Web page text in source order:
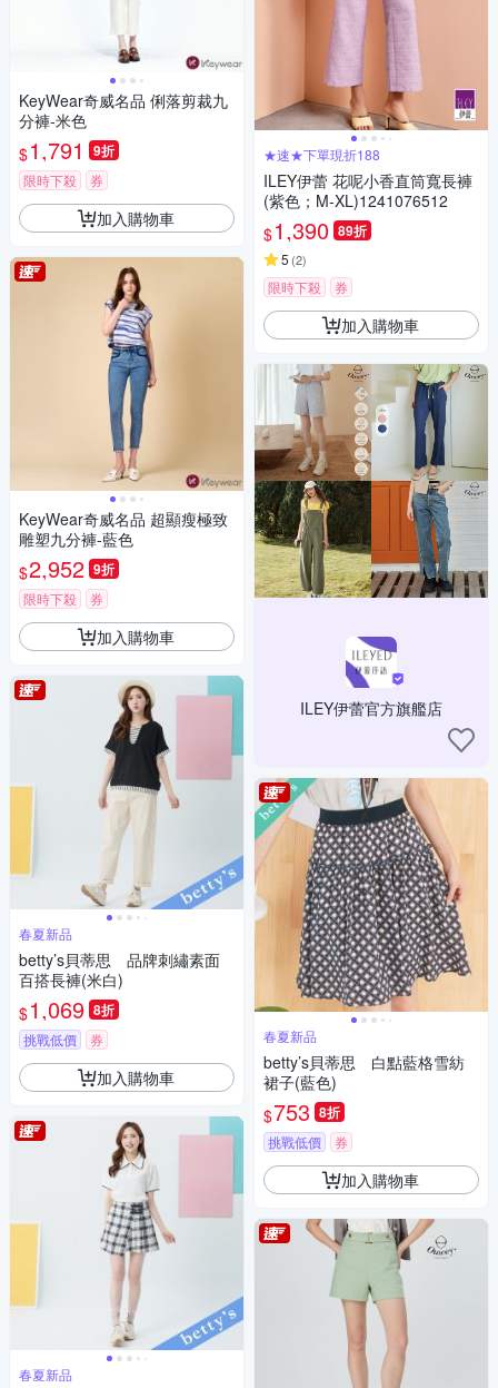
KeyWear奇威名品 俐落剪裁九
分褲-米色
$1,791 9折
限時下殺 券
加入購物車
KeyWear奇威名品 超顯瘦極致
雕塑九分褲-藍色
$2,952 9折
限時下殺 券
加入購物車
春夏新品
betty’s貝蒂思 品牌刺繡素面
百搭長褲(米白)
$1,069 8折
挑戰低價 券
加入購物車
春夏新品
★速★下單現折188
ILEY伊蕾 花呢小香直筒寬長褲
(紫色；M-XL)1241076512
$1,390 89折
5 (2)
限時下殺 券
加入購物車
ILEY伊蕾官方旗艦店
春夏新品
betty’s貝蒂思 白點藍格雪紡
裙子(藍色)
$753 8折
挑戰低價 券
加入購物車